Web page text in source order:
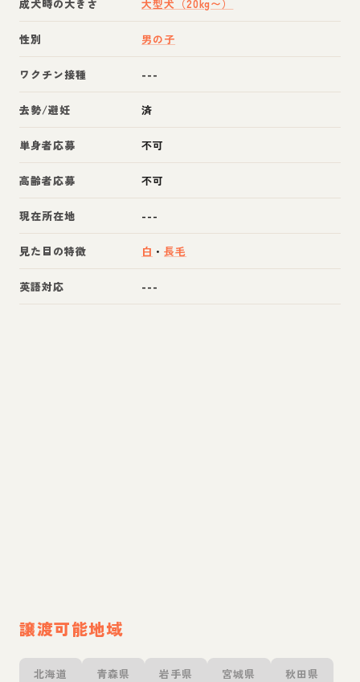
成犬時の大きさ 大型犬（20kg〜）
性別 男の子
ワクチン接種 ---
去勢/避妊 済
単身者応募 不可
高齢者応募 不可
現在所在地 ---
見た目の特徴 白 ・長毛
英語対応 ---
譲渡可能地域
北海道 青森県 岩手県 宮城県 秋田県